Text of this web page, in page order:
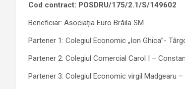
Cod contract: POSDRU/175/2.1/S/149602
Beneficiar: Asociația Euro Brăila SM
Partener 1: Colegiul Economic „Ion Ghica”-
Partener 2: Colegiul Comercial Carol I –
Partener 3: Colegiul Economic virgil Madgearu –